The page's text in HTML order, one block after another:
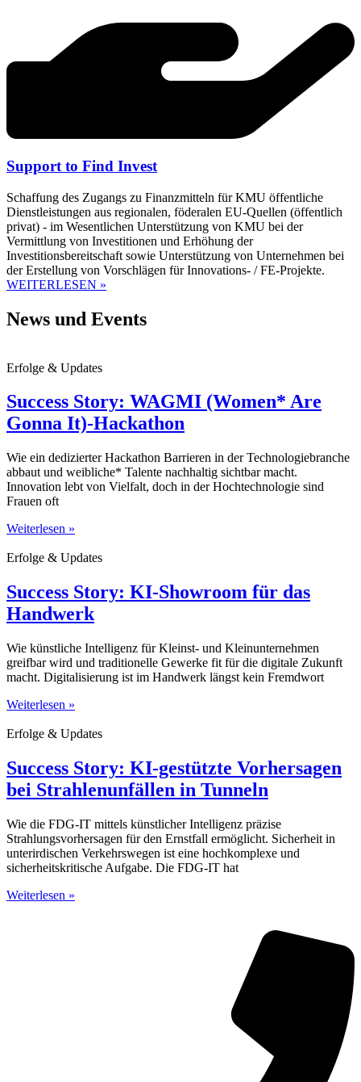
Support to Find Invest
Schaffung des Zugangs zu Finanzmitteln für KMU öffentliche
Dienstleistungen aus regionalen, föderalen EU-Quellen (öffentlich
privat) - im Wesentlichen Unterstützung von KMU bei der
Vermittlung von Investitionen und Erhöhung der
Investitionsbereitschaft sowie Unterstützung von Unternehmen bei
der Erstellung von Vorschlägen für Innovations- / FE-Projekte.
WEITERLESEN »
News und Events
Erfolge & Updates
Success Story: WAGMI (Women* Are
Gonna It)-Hackathon
Wie ein dedizierter Hackathon Barrieren in der Technologiebranche
abbaut und weibliche* Talente nachhaltig sichtbar macht.
Innovation lebt von Vielfalt, doch in der Hochtechnologie sind
Frauen oft
Weiterlesen »
Erfolge & Updates
Success Story: KI-Showroom für das
Handwerk
Wie künstliche Intelligenz für Kleinst- und Kleinunternehmen
greifbar wird und traditionelle Gewerke fit für die digitale Zukunft
macht. Digitalisierung ist im Handwerk längst kein Fremdwort
Weiterlesen »
Erfolge & Updates
Success Story: KI-gestützte Vorhersagen
bei Strahlenunfällen in Tunneln
Wie die FDG-IT mittels künstlicher Intelligenz präzise
Strahlungsvorhersagen für den Ernstfall ermöglicht. Sicherheit in
unterirdischen Verkehrswegen ist eine hochkomplexe und
sicherheitskritische Aufgabe. Die FDG-IT hat
Weiterlesen »